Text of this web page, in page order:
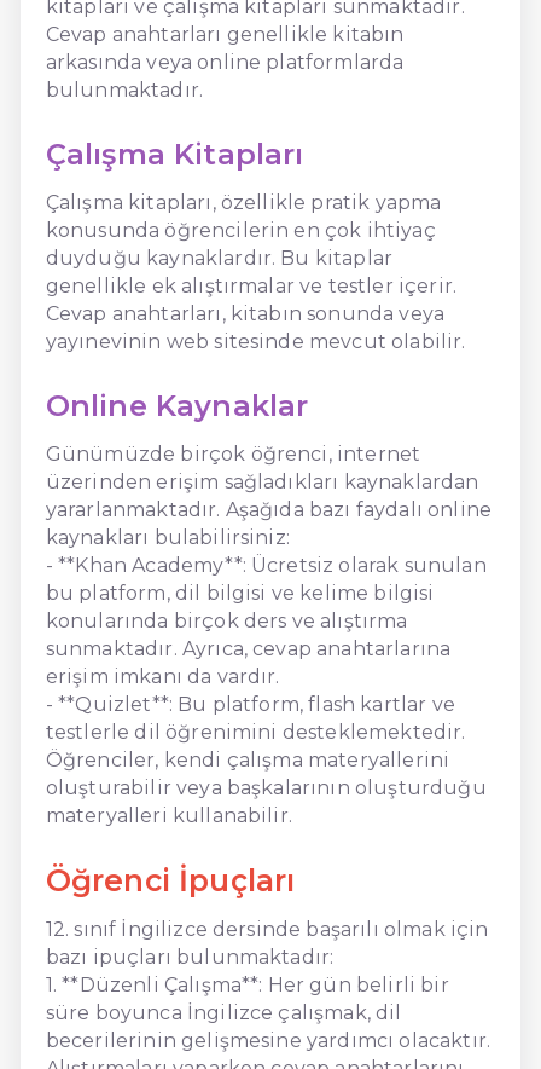
kitapları ve çalışma kitapları sunmaktadır.
Cevap anahtarları genellikle kitabın
arkasında veya online platformlarda
bulunmaktadır.
Çalışma Kitapları
Çalışma kitapları, özellikle pratik yapma
konusunda öğrencilerin en çok ihtiyaç
duyduğu kaynaklardır. Bu kitaplar
genellikle ek alıştırmalar ve testler içerir.
Cevap anahtarları, kitabın sonunda veya
yayınevinin web sitesinde mevcut olabilir.
Online Kaynaklar
Günümüzde birçok öğrenci, internet
üzerinden erişim sağladıkları kaynaklardan
yararlanmaktadır. Aşağıda bazı faydalı online
kaynakları bulabilirsiniz:
- **Khan Academy**: Ücretsiz olarak sunulan
bu platform, dil bilgisi ve kelime bilgisi
konularında birçok ders ve alıştırma
sunmaktadır. Ayrıca, cevap anahtarlarına
erişim imkanı da vardır.
- **Quizlet**: Bu platform, flash kartlar ve
testlerle dil öğrenimini desteklemektedir.
Öğrenciler, kendi çalışma materyallerini
oluşturabilir veya başkalarının oluşturduğu
materyalleri kullanabilir.
Öğrenci İpuçları
12. sınıf İngilizce dersinde başarılı olmak için
bazı ipuçları bulunmaktadır:
1. **Düzenli Çalışma**: Her gün belirli bir
süre boyunca İngilizce çalışmak, dil
becerilerinin gelişmesine yardımcı olacaktır.